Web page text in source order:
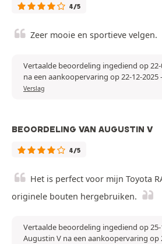
4/5
Zeer mooie en sportieve velgen.
Vertaalde beoordeling ingediend op
na een aankoopervaring op 22-12-2025-
Verslag
BEOORDELING VAN AUGUSTIN V
4/5
Het is perfect voor mijn Toyota
originele bouten hergebruiken.
Vertaalde beoordeling ingediend op
Augustin V na een aankoopervaring op